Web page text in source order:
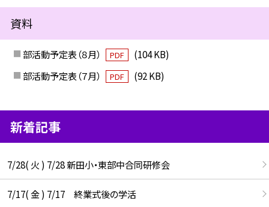
資料
部活動予定表（８月） PDF
(104 KB)
部活動予定表（７月）
PDF (92 KB)
新着記事
7/28( 火 ) 7/28 新田小・東部中合同研修会
7/17( 金 ) 7/17 終業式後の学活